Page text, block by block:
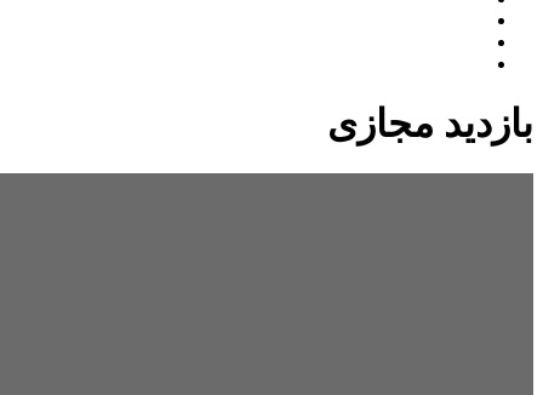
بازدید مجازی